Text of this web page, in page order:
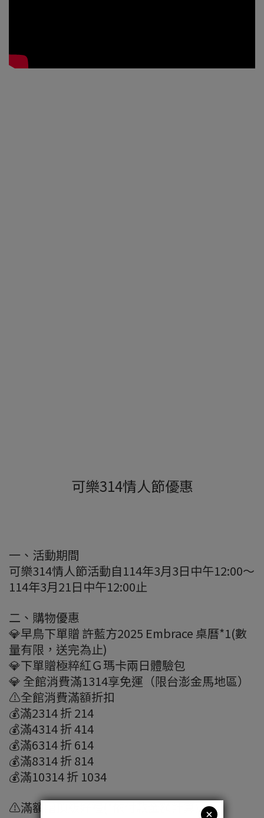
可樂314情人節優惠
一、活動期間
可樂314情人節活動自114年3月3日中午12:00～
114年3月21日中午12:00止
二、購物優惠
💎早鳥下單贈 許藍方2025 Embrace 桌曆*1(數
量有限，送完為止)
💎下單贈極粹紅Ｇ瑪卡兩日體驗包
💎 全館消費滿1314享免運（限台澎金馬地區）
⚠️全館消費滿額折扣
💰滿2314 折 214
💰滿4314 折 414
💰滿6314 折 614
💰滿8314 折 814
💰滿10314 折 1034
⚠️滿額贈頂級好禮(*依付款金額計算)